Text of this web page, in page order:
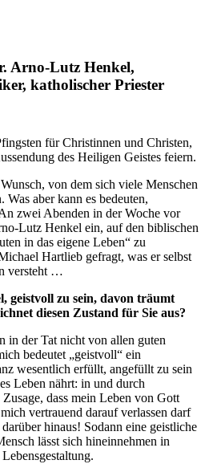
Arno-Lutz Henkel,
katholischer Priester
für Christinnen und Christen,
des Heiligen Geistes feiern.
von dem sich viele Menschen
Was aber kann es bedeuten,
zwei Abenden in der Woche vor
Lutz Henkel ein, auf den biblischen
in das eigene Leben“ zu
Hartlieb gefragt, was er selbst
versteht …
geistvoll zu sein, davon träumt
diesen Zustand für Sie aus?
in der Tat nicht von allen guten
bedeutet „geistvoll“ ein
wesentlich erfüllt, angefüllt zu sein
Leben nährt: in und durch
dass mein Leben von Gott
vertrauend darauf verlassen darf
hinaus! Sodann eine geistliche
lässt sich hineinnehmen in